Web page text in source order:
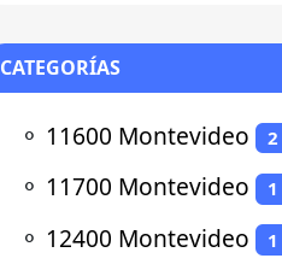
CATEGORÍAS
⚬ 11600 Montevideo 2
⚬ 11700 Montevideo 1
⚬ 12400 Montevideo 1